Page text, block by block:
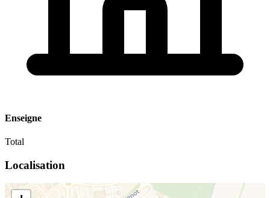
Enseigne
Total
Localisation